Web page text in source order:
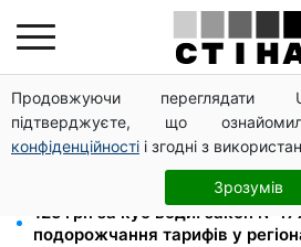
Продовжуючи переглядати
підтверджуєте, що
конфіденційності і згодні з
Зрозумів
Середа 12 серпня —
що можна й не можна робити з
До 19 400 грн на дрова: ПФУ
субсидію для власників
125 грн за куб води: закон
подорожчання тарифів у